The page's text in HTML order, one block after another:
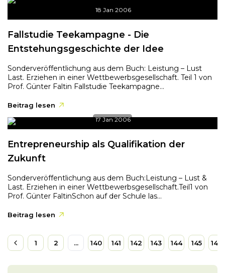
18 Jan 2006
Fallstudie Teekampagne - Die
Entstehungsgeschichte der Idee
Sonderveröffentlichung aus dem Buch: Leistung – Lust
Last. Erziehen in einer Wettbewerbsgesellschaft. Teil 1 von
Prof. Günter Faltin Fallstudie Teekampagne...
Beitrag lesen
17 Jan 2006
Entrepreneurship als Qualifikation der
Zukunft
Sonderveröffentlichung aus dem Buch:Leistung – Lust &
Last. Erziehen in einer Wettbewerbsgesellschaft.Teil1 von
Prof. Günter FaltinSchon auf der Schule las...
Beitrag lesen
1 2 ... 140 141 142 143 144 145 146